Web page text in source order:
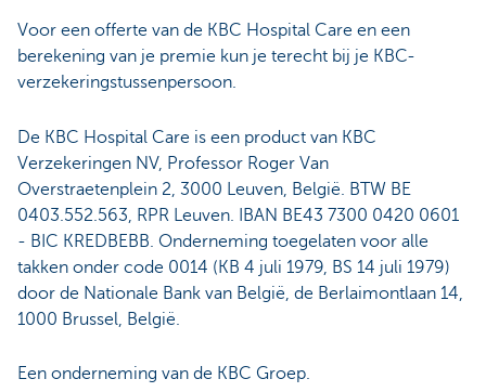
Voor een offerte van de KBC Hospital Care en een
berekening van je premie kun je terecht bij je KBC-
verzekeringstussenpersoon.
De KBC Hospital Care is een product van KBC
Verzekeringen NV, Professor Roger Van
Overstraetenplein 2, 3000 Leuven, België. BTW BE
0403.552.563, RPR Leuven. IBAN BE43 7300 0420 0601
- BIC KREDBEBB. Onderneming toegelaten voor alle
takken onder code 0014 (KB 4 juli 1979, BS 14 juli 1979)
door de Nationale Bank van België, de Berlaimontlaan 14,
1000 Brussel, België.
Een onderneming van de KBC Groep.